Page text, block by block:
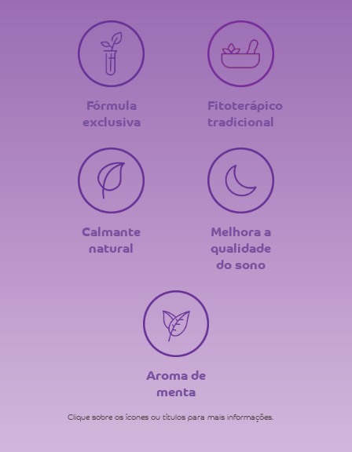
Fórmula
exclusiva
Fitoterápico
tradicional
Calmante
natural
Melhora a
qualidade
do sono
Aroma de
menta
Clique sobre os ícones ou títulos para mais informações.